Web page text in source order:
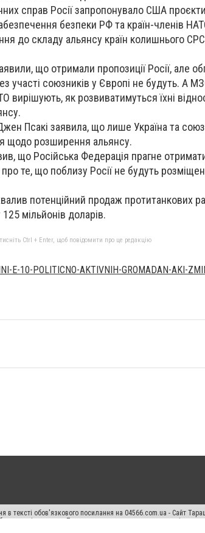
справ Росії запропонувало США
безпеки РФ та країн-членів
до складу альянсу країн колишнього
що отримали пропозиції Росії, але
участі союзників у Європі не будуть. А
вирішують, як розвиватимуться їхні
Псакі заявила, що лише Україна та
щодо розширення альянсу.
що Російська Федерація прагне
те, що поблизу Росії не будуть
потенційний продаж протитанкових
мільйонів доларів.
Ctrl + Enter, щоб повідомити про це редакцію
E-10-POLITICNO-AKTIVNIH-GROMADAN-AKI-
тексті обов'язкового посилання на 04566.com.ua - Cайт
в якості джерела. Порушення виняткових прав